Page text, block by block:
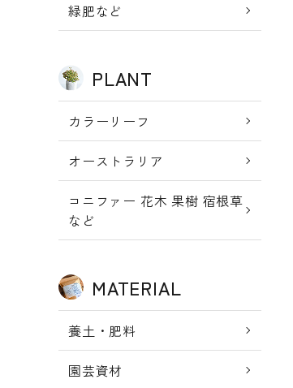
ログイン緑肥など
PLANT
カラーリーフ
オーストラリア
コニファー 花木 果樹 宿根草
など
MATERIAL
養土・肥料
園芸資材